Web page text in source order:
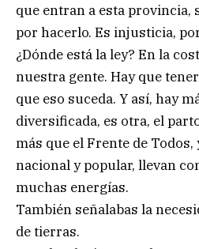
que entran a esta provincia,
por hacerlo. Es injusticia,
¿Dónde está la ley? En la
nuestra gente. Hay que
que eso suceda. Y así, hay
diversificada, es otra, el
más que el Frente de
nacional y popular, llevan
muchas energías.
También señalabas la
de tierras.